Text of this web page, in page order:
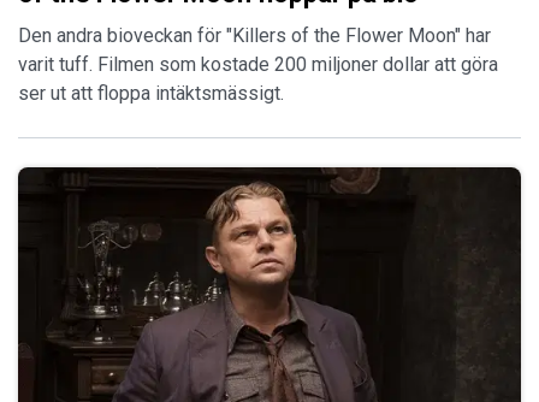
Den andra bioveckan för "Killers of the Flower Moon" har
varit tuff. Filmen som kostade 200 miljoner dollar att göra
ser ut att floppa intäktsmässigt.